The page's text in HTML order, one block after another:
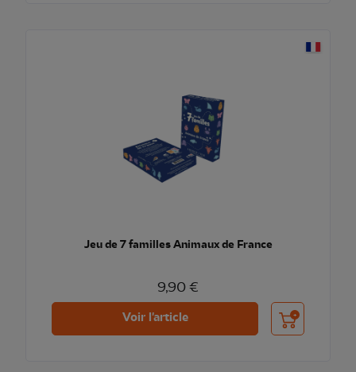
Jeu de 7 familles Animaux de France
9,90 €
Voir l'article Ajouter au